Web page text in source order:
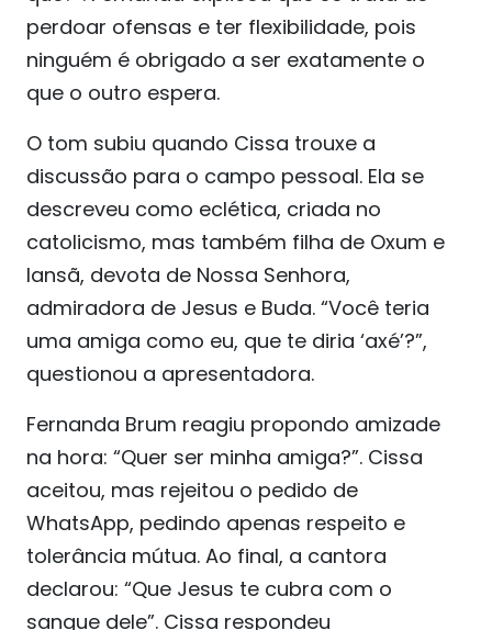
perdoar ofensas e ter flexibilidade, pois
ninguém é obrigado a ser exatamente o
que o outro espera.
O tom subiu quando Cissa trouxe a
discussão para o campo pessoal. Ela se
descreveu como eclética, criada no
catolicismo, mas também filha de Oxum e
Iansã, devota de Nossa Senhora,
admiradora de Jesus e Buda. “Você teria
uma amiga como eu, que te diria ‘axé’?”,
questionou a apresentadora.
Fernanda Brum reagiu propondo amizade
na hora: “Quer ser minha amiga?”. Cissa
aceitou, mas rejeitou o pedido de
WhatsApp, pedindo apenas respeito e
tolerância mútua. Ao final, a cantora
declarou: “Que Jesus te cubra com o
sangue dele”. Cissa respondeu